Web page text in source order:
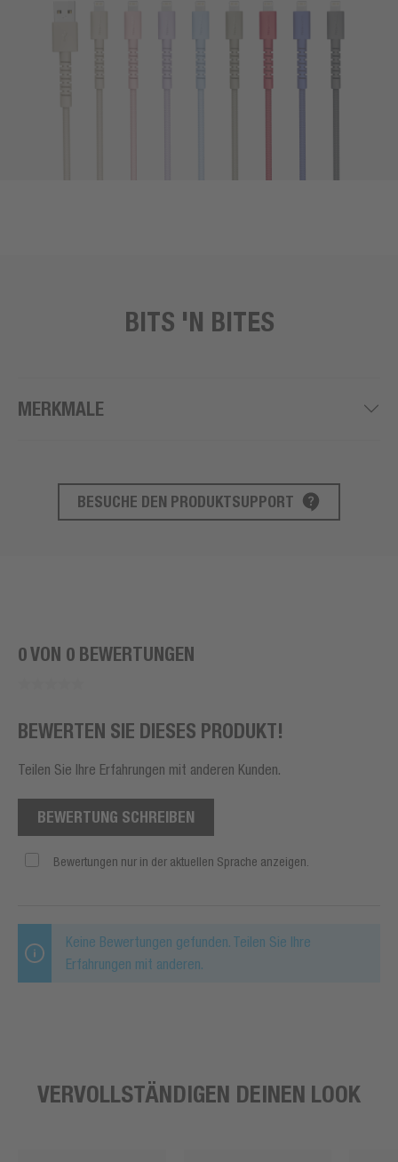
BITS 'N BITES
MERKMALE
PRODUKT SUPPORT
BESUCHE DEN PRODUKTSUPPORT
0 VON 0 BEWERTUNGEN
BEWERTEN SIE DIESES PRODUKT!
Teilen Sie Ihre Erfahrungen mit anderen Kunden.
BEWERTUNG SCHREIBEN
Bewertungen nur in der aktuellen Sprache anzeigen.
Keine Bewertungen gefunden. Teilen Sie Ihre
Erfahrungen mit anderen.
VERVOLLSTÄNDIGEN DEINEN LOOK